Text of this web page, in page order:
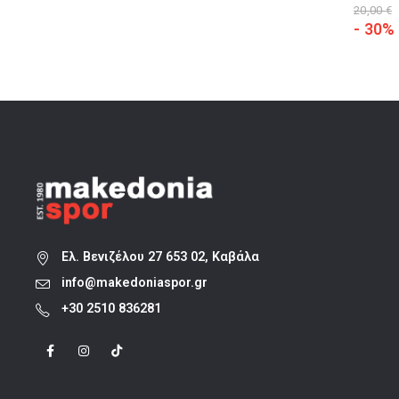
20,00€
- 30%
Ελ. Βενιζέλου 27 653 02, Καβάλα
info@makedoniaspor.gr
+30 2510 836281